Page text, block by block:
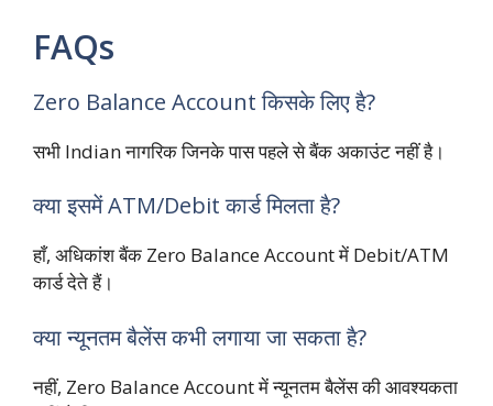
FAQs
Zero Balance Account किसके लिए है?
सभी Indian नागरिक जिनके पास पहले से बैंक अकाउंट नहीं है।
क्या इसमें ATM/Debit कार्ड मिलता है?
हाँ, अधिकांश बैंक Zero Balance Account में Debit/ATM
कार्ड देते हैं।
क्या न्यूनतम बैलेंस कभी लगाया जा सकता है?
नहीं, Zero Balance Account में न्यूनतम बैलेंस की आवश्यकता